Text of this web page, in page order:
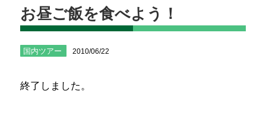
お昼ご飯を食べよう！
国内ツアー 2010/06/22
終了しました。